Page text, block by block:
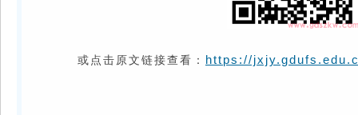
或点击原文链接查看： https://